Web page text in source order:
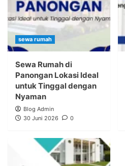
sewa rumah
Sewa Rumah di
Panongan Lokasi Ideal
untuk Tinggal dengan
Nyaman
Blog Admin
30 Juni 2026
0